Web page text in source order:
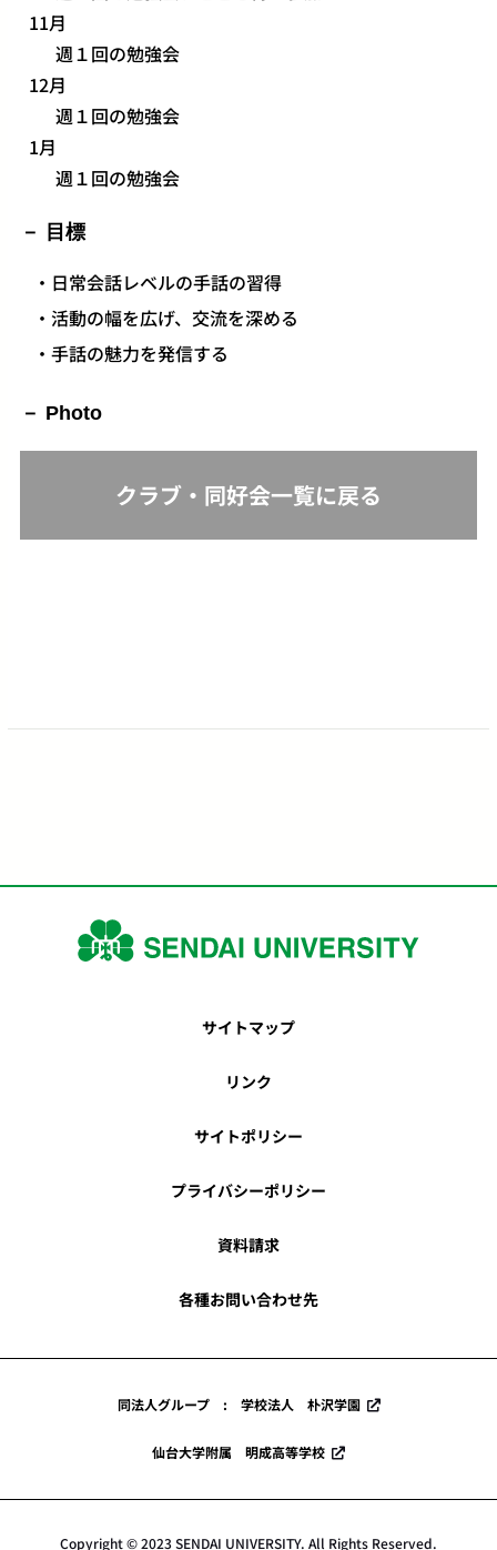
11月
週１回の勉強会
12月
週１回の勉強会
1月
週１回の勉強会
目標
・日常会話レベルの手話の習得
・活動の幅を広げ、交流を深める
・手話の魅力を発信する
Photo
クラブ・同好会一覧に戻る
サイトマップ
リンク
サイトポリシー
プライバシーポリシー
資料請求
各種お問い合わせ先
同法人グループ : 学校法人 朴沢学園
仙台大学附属 明成高等学校
Copyright © 2023 SENDAI UNIVERSITY. All Rights Reserved.